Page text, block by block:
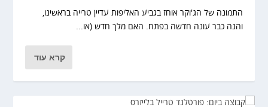
התמונה של הג'וקר אוחז בגביע האליפות עדיין טרייה בראשינו,
והנה כבר עונה חדשה בפתח. האם מלך חדש (או...
קרא עוד